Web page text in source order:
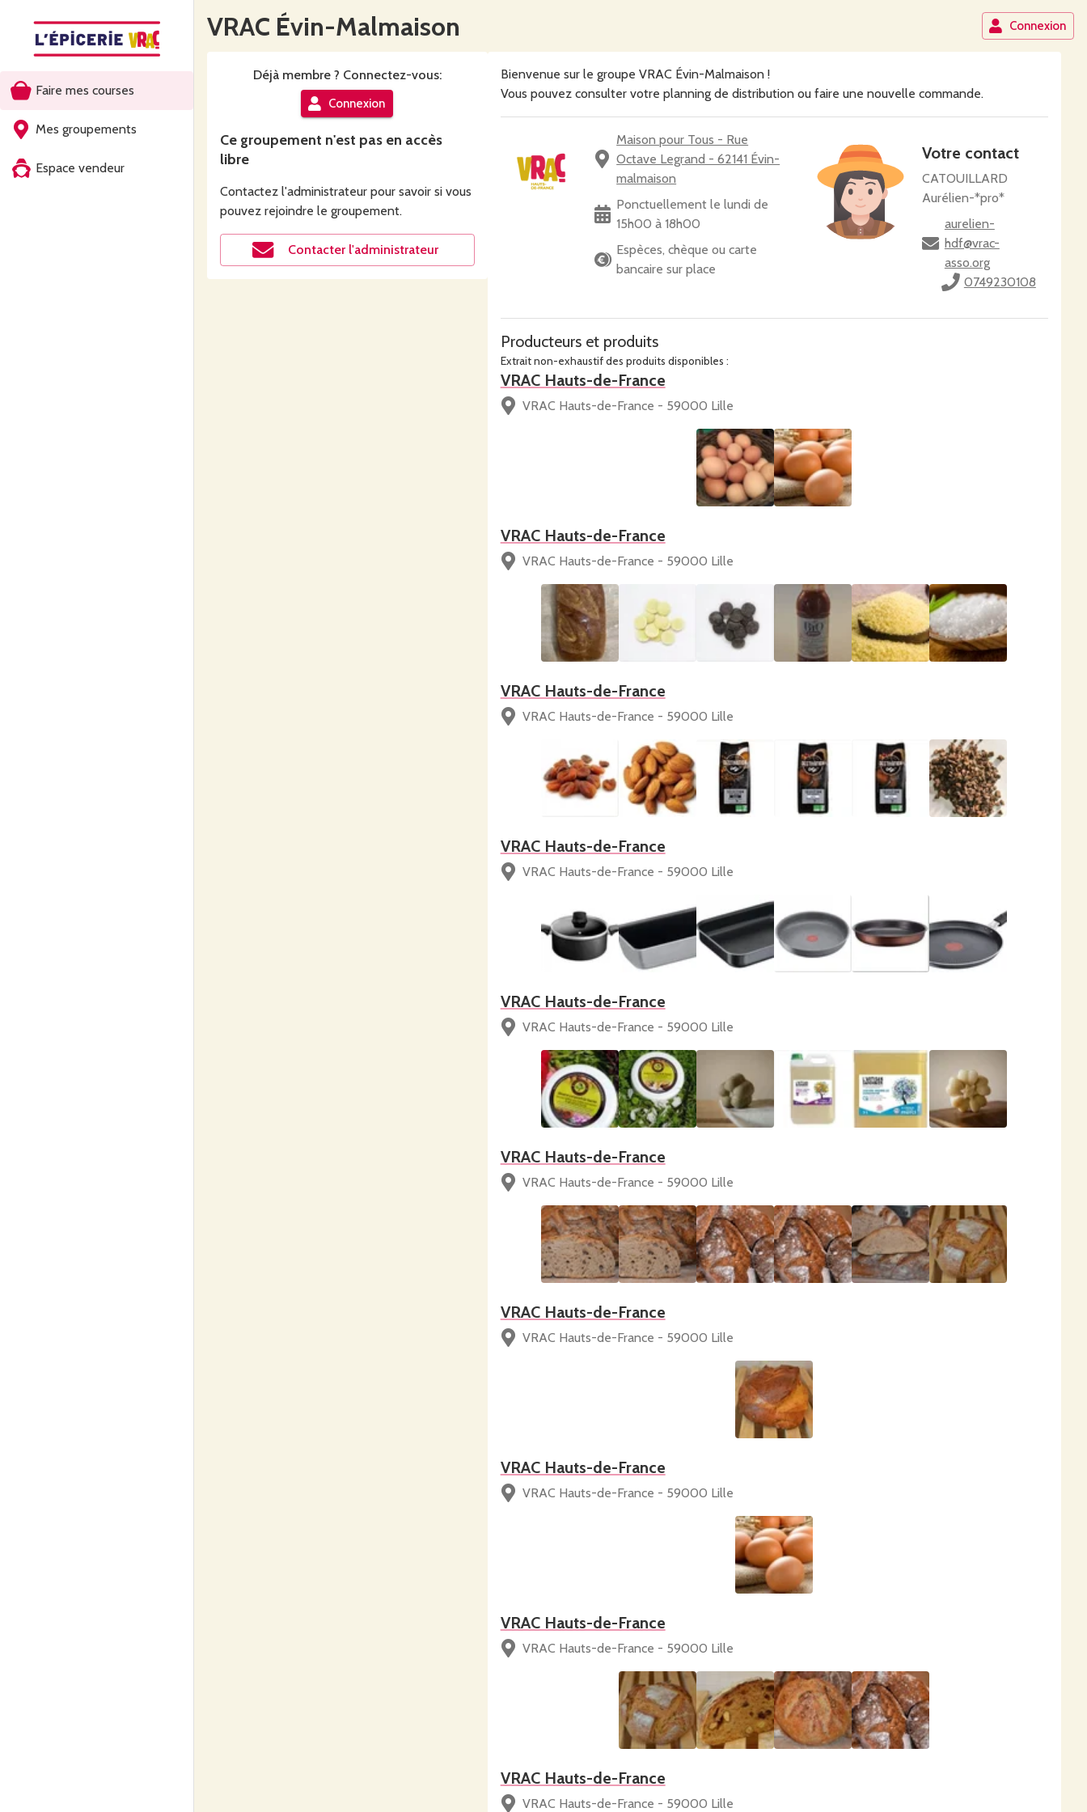
Faire mes courses
Mes groupements
Espace vendeur
VRAC Évin-Malmaison Connexion
Déjà membre? Connectez-vous:
Connexion
Ce groupement n'est pas en accès
libre
Contactez l'administrateur pour savoir si vous
pouvez rejoindre le groupement.
Contacter l'administrateur
Bienvenue sur le groupe VRAC Évin-Malmaison !
Vous pouvez consulter votre planning de distribution ou faire une nouvelle commande.
Maison pour Tous - Rue
Octave Legrand - 62141 Évin-
malmaison
Ponctuellement le lundi de
15h00 à 18h00
Espèces, chèque ou carte
bancaire sur place
Votre contact
CATOUILLARD
Aurélien-*pro*
aurelien-
hdf@vrac-
asso.org
0749230108
Producteurs et produits
Extrait non-exhaustif des produits disponibles :
VRAC Hauts-de-France
VRAC Hauts-de-France - 59000 Lille
VRAC Hauts-de-France
VRAC Hauts-de-France - 59000 Lille
VRAC Hauts-de-France
VRAC Hauts-de-France - 59000 Lille
VRAC Hauts-de-France
VRAC Hauts-de-France - 59000 Lille
VRAC Hauts-de-France
VRAC Hauts-de-France - 59000 Lille
VRAC Hauts-de-France
VRAC Hauts-de-France - 59000 Lille
VRAC Hauts-de-France
VRAC Hauts-de-France - 59000 Lille
VRAC Hauts-de-France
VRAC Hauts-de-France - 59000 Lille
VRAC Hauts-de-France
VRAC Hauts-de-France - 59000 Lille
VRAC Hauts-de-France
VRAC Hauts-de-France - 59000 Lille